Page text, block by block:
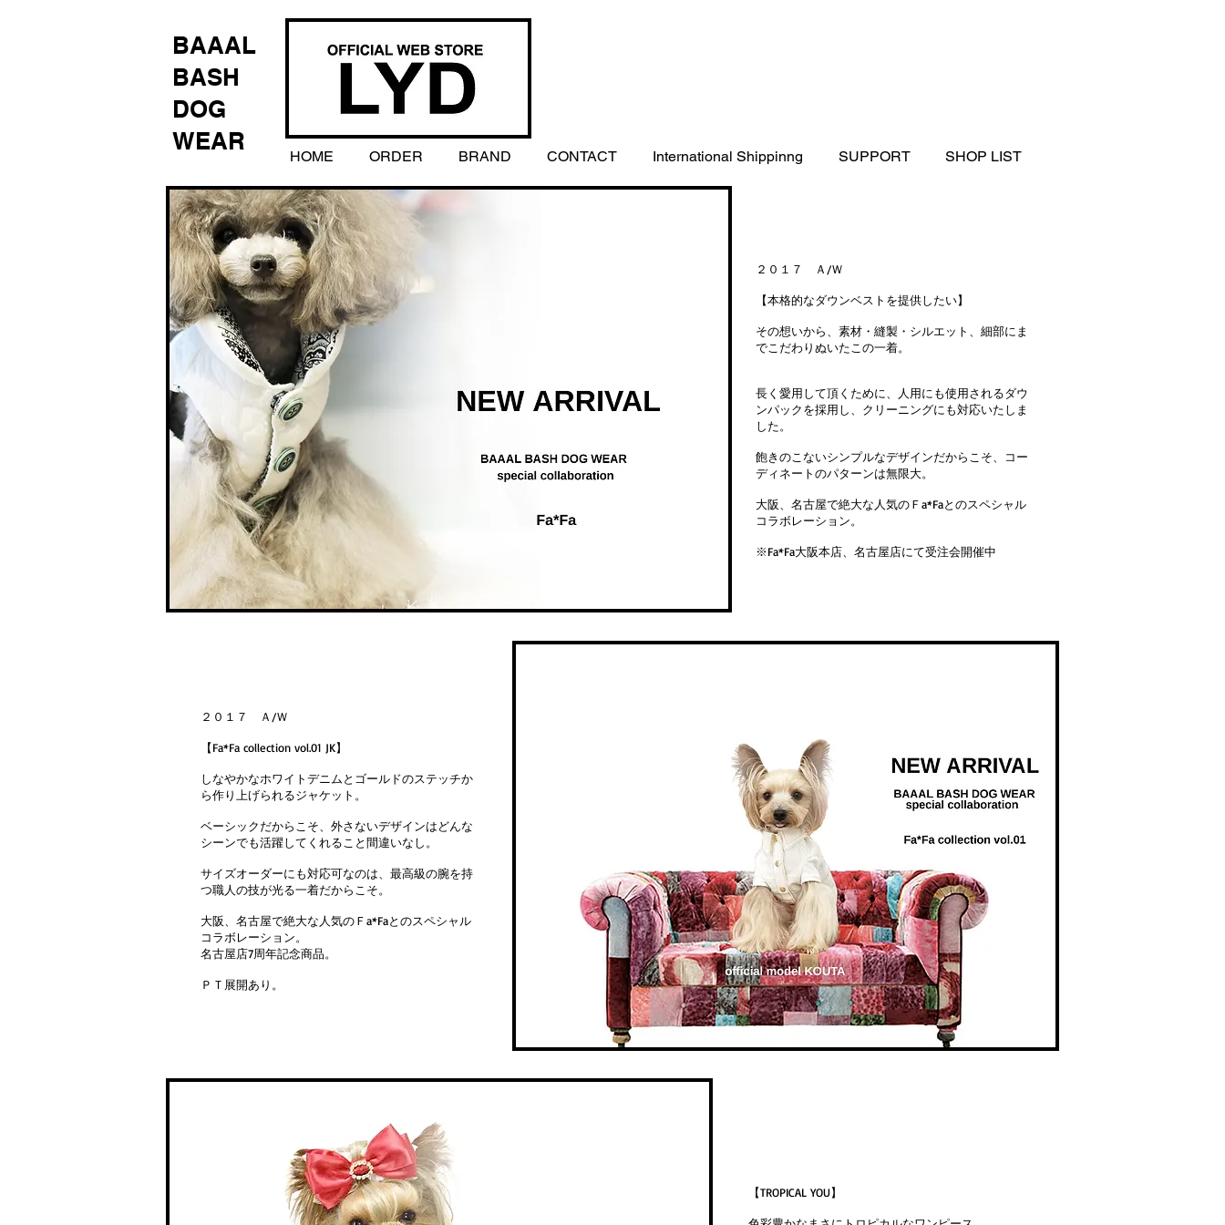
BAAAL
BASH
DOG
WEAR
HOME ORDER BRAND CONTACT International Shippinng SUPPORT SHOP LIST
２０１７ Ａ/Ｗ
【本格的なダウンベストを提供したい】
その想いから、素材・縫製・シルエット、細部にま
でこだわりぬいたこの一着。
長く愛用して頂くために、人用にも使用されるダウ
ンパックを採用し、クリーニングにも対応いたしま
した。
飽きのこないシンプルなデザインだからこそ、コー
ディネートのパターンは無限大。
大阪、名古屋で絶大な人気のＦa*Faとのスペシャル
コラボレーション。
​※Fa*Fa大阪本店、名古屋店にて受注会開催中
２０１７ Ａ/Ｗ
【Fa*Fa collection vol.01 JK】
しなやかなホワイトデニムとゴールドのステッチか
ら作り上げられるジャケット。
ベーシックだからこそ、外さないデザインはどんな
シーンでも活躍してくれること間違いなし。
サイズオーダーにも対応可なのは、最高級の腕を持
つ職人の技が光る一着だからこそ。
大阪、名古屋で絶大な人気のＦa*Faとのスペシャル
コラボレーション。
​名古屋店7周年記念商品。
​ＰＴ展開あり。
【TROPICAL YOU】